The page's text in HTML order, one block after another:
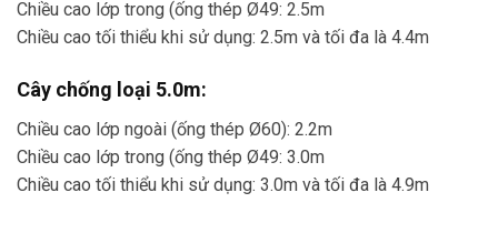
Chiều cao lớp trong (ống thép Ø49: 2.5m
Chiều cao tối thiểu khi sử dụng: 2.5m và tối đa là 4.4m
Cây chống loại 5.0m:
Chiều cao lớp ngoài (ống thép Ø60): 2.2m
Chiều cao lớp trong (ống thép Ø49: 3.0m
Chiều cao tối thiểu khi sử dụng: 3.0m và tối đa là 4.9m